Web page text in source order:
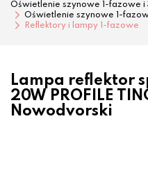
Oświetlenie szynowe 1-fazowe
Oświetlenie szynowe 1-
Reflektory i lampy 1-fazowe
Lampa reflektor
20W PROFILE
Nowodvorski